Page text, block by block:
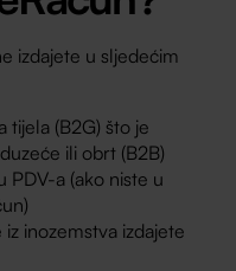
izdajete u sljedećim
tijela (B2G) što je
ili obrt (B2B)
PDV-a (ako niste u
inozemstva izdajete